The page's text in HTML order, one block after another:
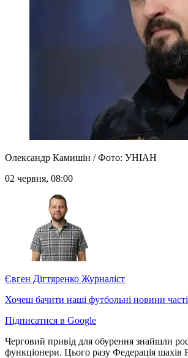
Олександр Камишін / Фото: УНІАН
02 червня, 08:00
Євген Дігтяренко Журналіст
Хочеш бачити наші футбольні новини
Підписатися в Google
Черговий привід для обурення знайшли
функціонери. Цього разу Федерація шахів